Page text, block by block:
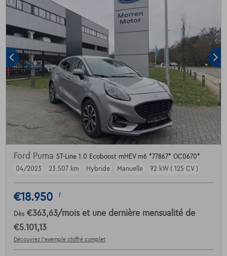
Ford Puma ST-Line 1.0 Ecoboost mHEV m6 *77867* OC0670*
04/2023
23.507 km Hybride Manuelle 92 kW ( 125 CV )
€18.950 1
Dès €363,63/mois et une dernière mensualité de
€5.101,13
Découvrez l’exemple chiffré complet